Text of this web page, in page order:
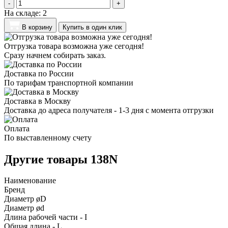
- +
На складе: 2
В корзину Купить в один клик
Отгрузка товара возможна уже сегодня!
Сразу начнем собирать заказ.
Доставка по России
По тарифам транспортной компании
Доставка в Москву
Доставка до адреса получателя - 1-3 дня с момента отгрузки
Оплата
По выставленному счету
Другие товары 138N
Наименование
Бренд
Диаметр øD
Диаметр ød
Длина рабочей части - I